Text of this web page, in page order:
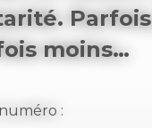
moins…
: